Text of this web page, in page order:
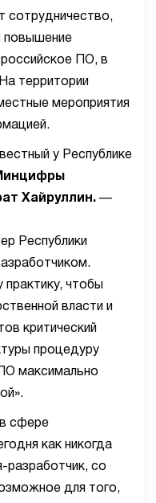
сотрудничество,
повышение
ПО, в
территории
мероприятия
у Республике
Хайруллин. —
Республики
чтобы
власти и
критический
процедуру
максимально
сфере
как никогда
разработчик, со
для того,